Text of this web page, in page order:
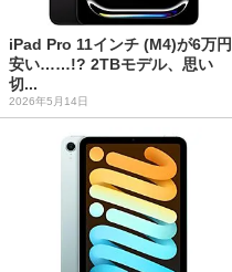
iPad Pro 11インチ (M4)が6万円
安い……!? 2TBモデル、思い
切...
2026年5月14日